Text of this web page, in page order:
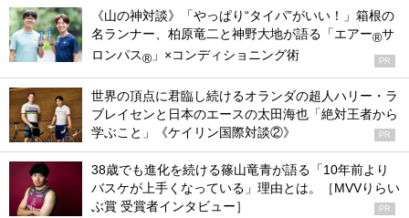
《山の神対談》「やっぱり“タイパ”がいい！」箱根の
名ランナー、柏原竜二と神野大地が語る「エアー®サ
ロンパス® 」×コンディショニング術 PR
世界の頂点に君臨し続けるオランダの超人ハリー・ラ
ブレイセンと日本のエースの太田海也「絶対王者から
学ぶこと」《ケイリン国際対談②》
PR
38歳でも進化を続ける篠山竜青が語る「10年前より
バスケが上手くなっている」理由とは。［MVVりらい
ぶ賞 受賞者インタビュー］
PR